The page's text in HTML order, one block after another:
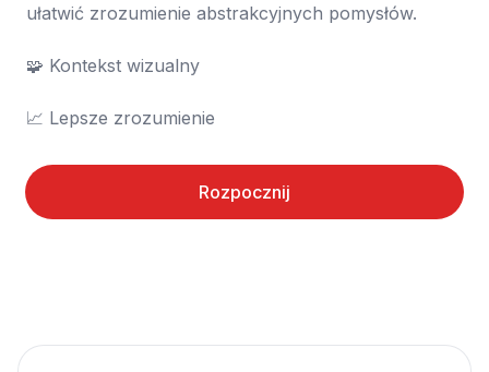
ułatwić zrozumienie abstrakcyjnych pomysłów.
🧩 Kontekst wizualny
📈 Lepsze zrozumienie
Rozpocznij